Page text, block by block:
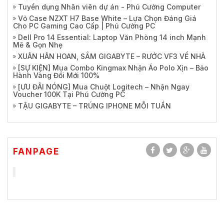
Tuyển dụng Nhân viên dự án - Phú Cường Computer
Vỏ Case NZXT H7 Base White – Lựa Chọn Đáng Giá
Cho PC Gaming Cao Cấp | Phú Cường PC
Dell Pro 14 Essential: Laptop Văn Phòng 14 inch Mạnh
Mẽ & Gọn Nhẹ
XUÂN HÂN HOAN, SẮM GIGABYTE – RƯỚC VF3 VỀ NHÀ
[SỰ KIỆN] Mua Combo Kingmax Nhận Áo Polo Xịn – Bảo
Hành Vàng Đổi Mới 100%
[ƯU ĐÃI NÓNG] Mua Chuột Logitech – Nhận Ngay
Voucher 100K Tại Phú Cường PC
TẬU GIGABYTE – TRÚNG IPHONE MỖI TUẦN
FANPAGE